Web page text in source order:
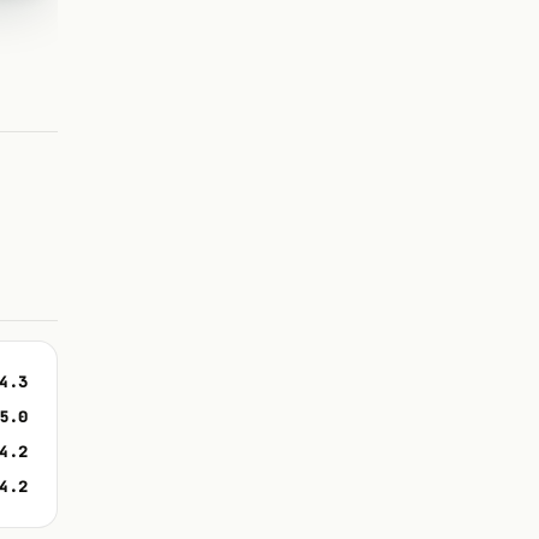
4.3
5.0
4.2
4.2